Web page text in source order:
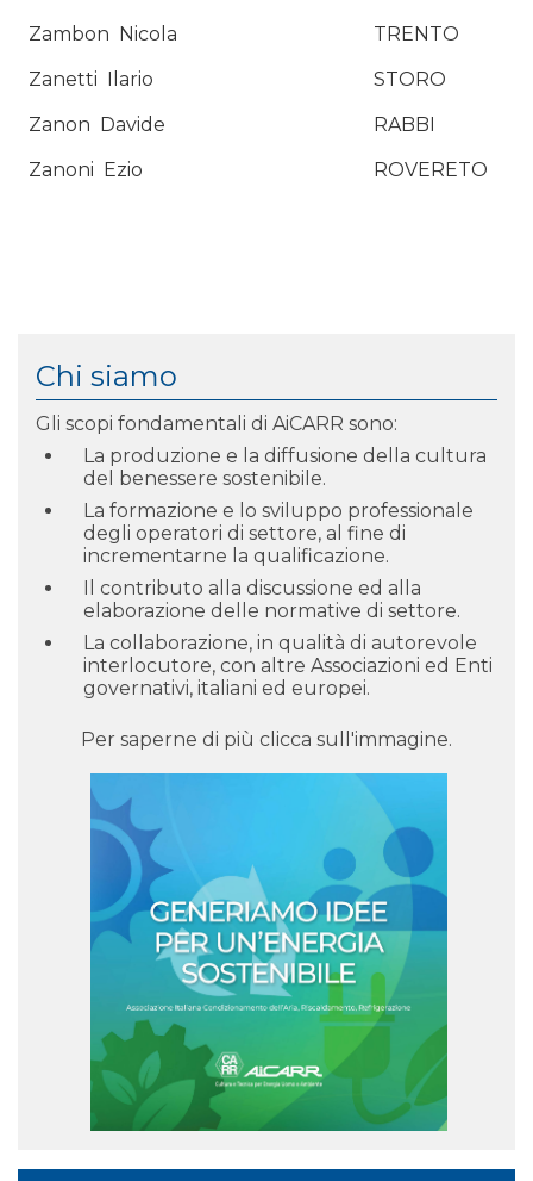
Chi siamo
Gli scopi fondamentali di AiCARR sono:
La produzione e la diffusione della cultura
del benessere sostenibile.
La formazione e lo sviluppo professionale
degli operatori di settore, al fine di
incrementarne la qualificazione.
Il contributo alla discussione ed alla
elaborazione delle normative di settore.
La collaborazione, in qualità di autorevole
interlocutore, con altre Associazioni ed Enti
governativi, italiani ed europei.
Per saperne di più clicca sull'immagine.
Zambon Nicola
TRENTO
Zanetti Ilario
STORO
Zanon Davide
RABBI
Zanoni Ezio ROVERETO